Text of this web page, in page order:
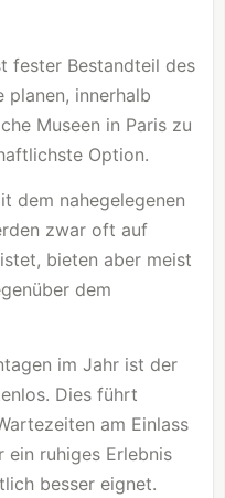
fester Bestandteil des
planen, innerhalb
Museen in Paris zu
Option.
dem nahegelegenen
zwar oft auf
bieten aber meist
dem
im Jahr ist der
Dies führt
am Einlass
ein ruhiges Erlebnis
besser eignet.